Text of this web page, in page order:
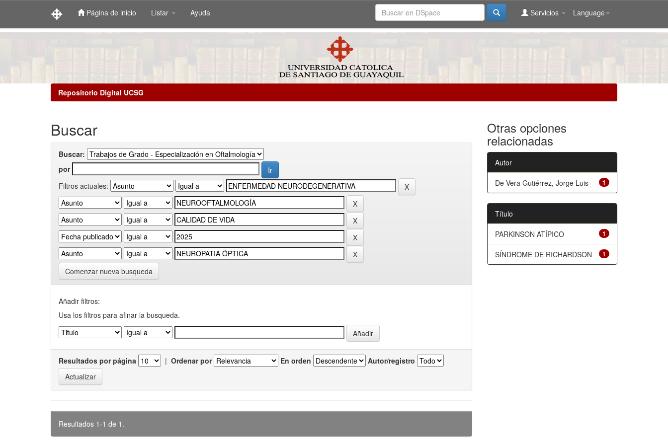
Página de inicio Listar Ayuda Language
Servicios
Repositorio Digital UCSG
Buscar
Buscar:
por
Filtros actuales:
Comenzar nueva busqueda
Añadir filtros:
Usa los filtros para afinar la busqueda.
Resultados por página | Ordenar por En orden Autor/registro
Resultados 1-1 de 1.
Otras opciones
relacionadas
Autor
1
De Vera Gutiérrez, Jorge Luis
Título
1
PARKINSON ATÍPICO
1
SÍNDROME DE RICHARDSON